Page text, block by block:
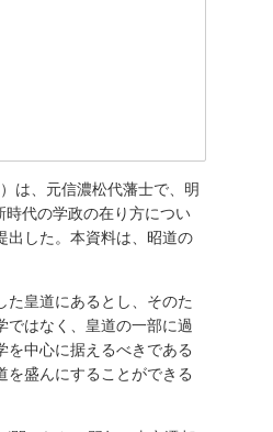
は、元信濃松代藩士で、明
代の学政の在り方につい
出した。本資料は、昭道の
た皇道にあるとし、そのた
ではなく、皇道の一部に過
を中心に据えるべきである
を盛んにすることができる